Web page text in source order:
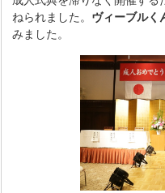
ねられました。 ヴィーブルく
みました。